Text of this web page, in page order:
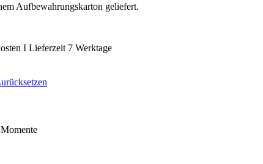
Aufbewahrungskarton geliefert.
I Lieferzeit 7 Werktage